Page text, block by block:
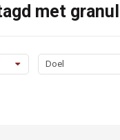
met
Doel